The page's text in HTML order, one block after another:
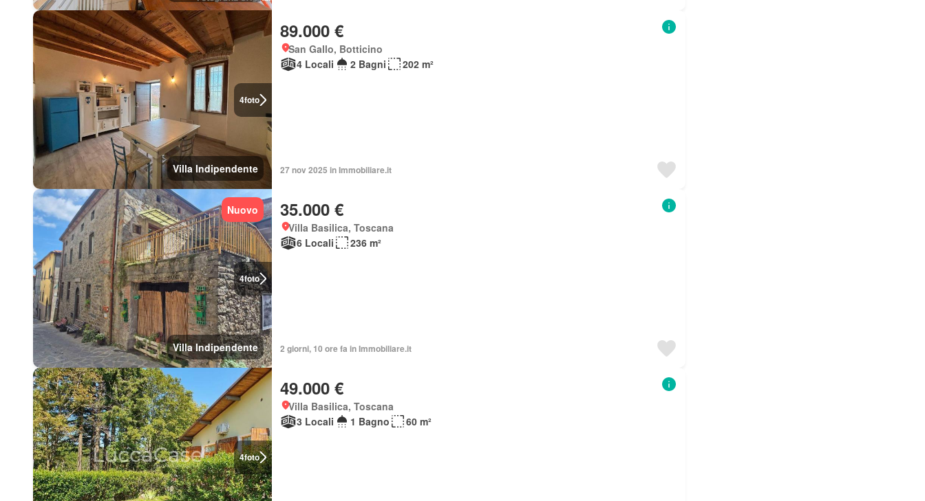
4foto
Villa Indipendente
89.000 €
San Gallo, Botticino
4 Locali
2 Bagni 202 m²
27 nov 2025 in Immobiliare.it
4foto
Nuovo
Villa Indipendente
35.000 €
Villa Basilica, Toscana
6 Locali
236 m²
2 giorni, 10 ore fa in Immobiliare.it
4foto
49.000 €
Villa Basilica, Toscana
3 Locali
1 Bagno 60 m²